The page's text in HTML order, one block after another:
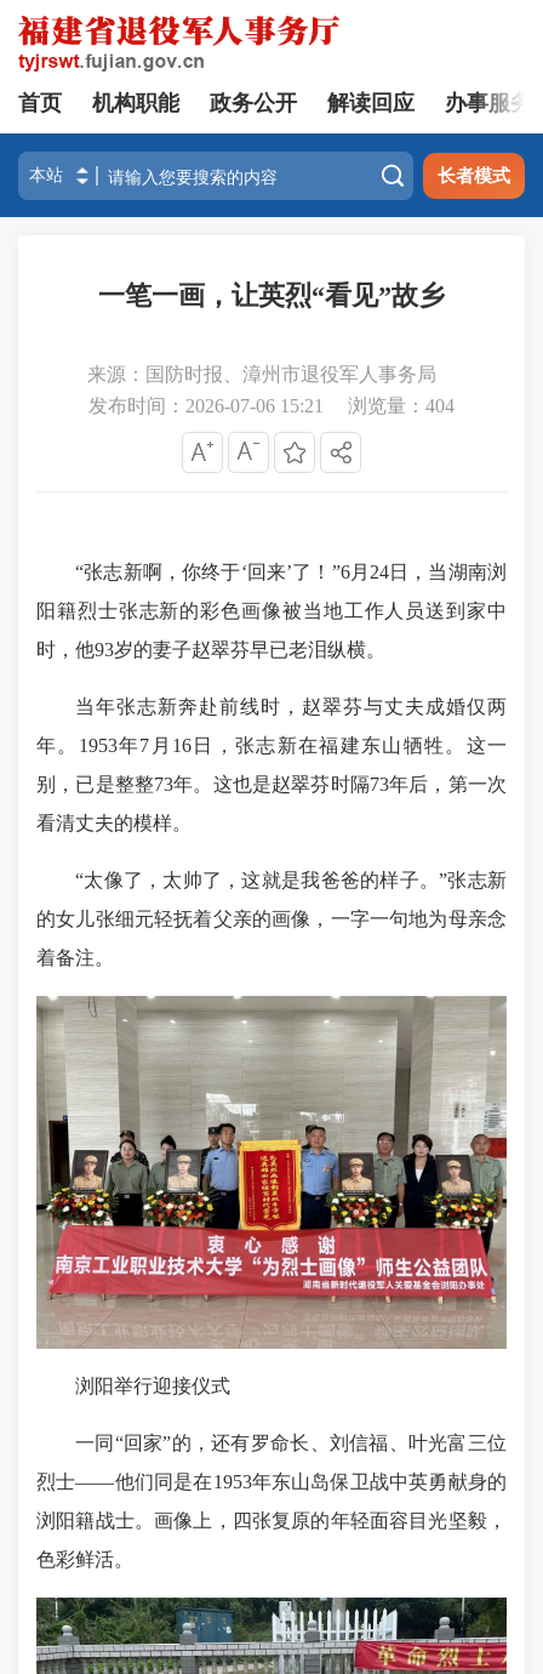
首页 机构职能 政务公开 解读回应 办事服务
 长者模式
一笔一画，让英烈“看见”故乡
来源：国防时报、漳州市退役军人事务局
发布时间：2026-07-06 15:21
浏览量： 404
“张志新啊，你终于‘回来’了！”6月24日，当湖南浏
阳籍烈士张志新的彩色画像被当地工作人员送到家中
时，他93岁的妻子赵翠芬早已老泪纵横。
当年张志新奔赴前线时，赵翠芬与丈夫成婚仅两
年。1953年7月16日，张志新在福建东山牺牲。这一
别，已是整整73年。这也是赵翠芬时隔73年后，第一次
看清丈夫的模样。
“太像了，太帅了，这就是我爸爸的样子。”张志新
的女儿张细元轻抚着父亲的画像，一字一句地为母亲念
着备注。
浏阳举行迎接仪式
一同“回家”的，还有罗命长、刘信福、叶光富三位
烈士——他们同是在1953年东山岛保卫战中英勇献身的
浏阳籍战士。画像上，四张复原的年轻面容目光坚毅，
色彩鲜活。